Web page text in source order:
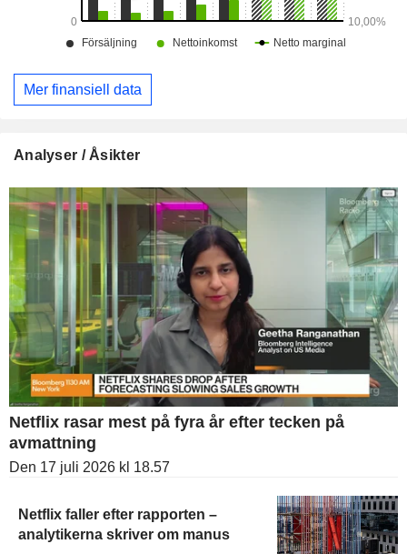
Mer finansiell data
Analyser / Åsikter
Netflix rasar mest på fyra år efter tecken på
avmattning
Den 17 juli 2026 kl 18.57
Netflix faller efter rapporten –
analytikerna skriver om manus